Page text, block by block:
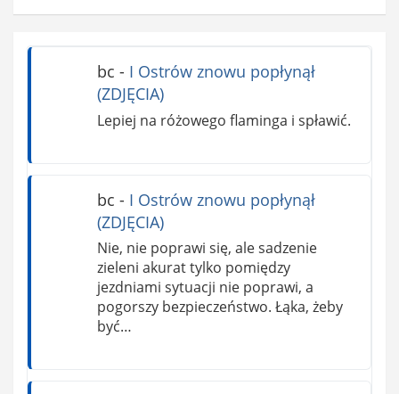
bc - I Ostrów znowu popłynął
(ZDJĘCIA)
Lepiej na różowego flaminga i spławić.
bc - I Ostrów znowu popłynął
(ZDJĘCIA)
Nie, nie poprawi się, ale sadzenie
zieleni akurat tylko pomiędzy
jezdniami sytuacji nie poprawi, a
pogorszy bezpieczeństwo. Łąka, żeby
być…